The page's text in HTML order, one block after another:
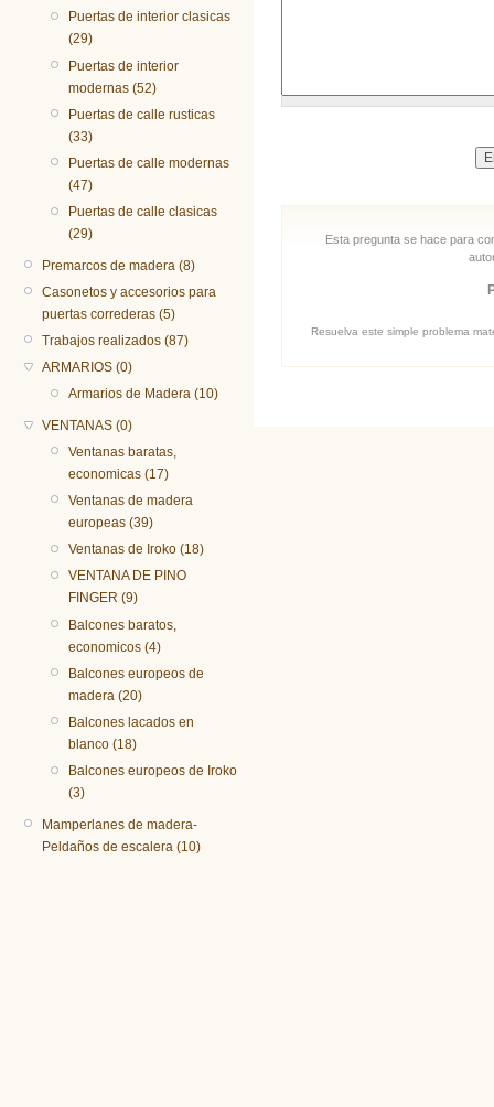
Puertas de interior clasicas
(29)
Puertas de interior
modernas (52)
Puertas de calle rusticas
(33)
Puertas de calle modernas
(47)
Puertas de calle clasicas
(29)
Premarcos de madera (8)
Casonetos y accesorios para
puertas correderas (5)
Trabajos realizados (87)
ARMARIOS (0)
Armarios de Madera (10)
VENTANAS (0)
Ventanas baratas,
economicas (17)
Ventanas de madera
europeas (39)
Ventanas de Iroko (18)
VENTANA DE PINO
FINGER (9)
Balcones baratos,
economicos (4)
Balcones europeos de
madera (20)
Balcones lacados en
blanco (18)
Balcones europeos de Iroko
(3)
Mamperlanes de madera-
Peldaños de escalera (10)
Esta pregunta se hace para
Resuelva este simple problema